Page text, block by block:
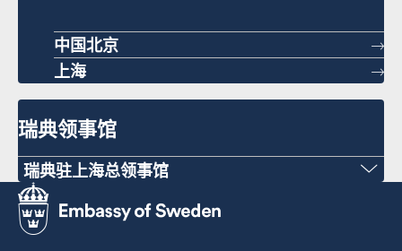
中国北京
上海
瑞典领事馆
瑞典驻上海总领事馆
电话
+86 21 5359 9610